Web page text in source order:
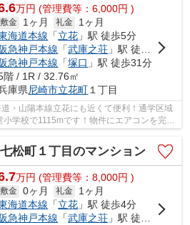
万円 (管理費等：6,000円 )
敷金 1ヶ月 礼金
1ヶ月
海道本線 「立花 」駅 徒歩5分
阪急神戸本線 「武庫之荘 」駅 徒歩27分
阪急神戸本線 「塚口 」駅 徒歩31分
階 / 1R / 32.76㎡
庫県尼崎市立花町１丁目
道・山陽本線立花にも近くて便利！通学区域
学校で1115mです！物件にエアコンを完備
松町１丁目のマンション
万円 (管理費等：8,000円 )
敷金 0ヶ月 礼金
1ヶ月
海道本線 「立花 」駅 徒歩4分
阪急神戸本線 「武庫之荘 」駅 徒歩30分